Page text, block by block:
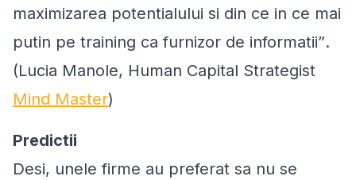
maximizarea potentialului si din ce in ce mai
putin pe training ca furnizor de informatii”.
(Lucia Manole, Human Capital Strategist
Mind Master)
Predictii
Desi, unele firme au preferat sa nu se